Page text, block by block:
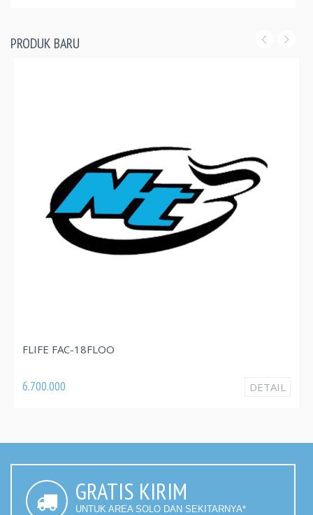
PRODUK BARU
FAC-18FLOO
DETAIL
GRATIS KIRIM
UNTUK AREA SOLO DAN SEKITARNYA*